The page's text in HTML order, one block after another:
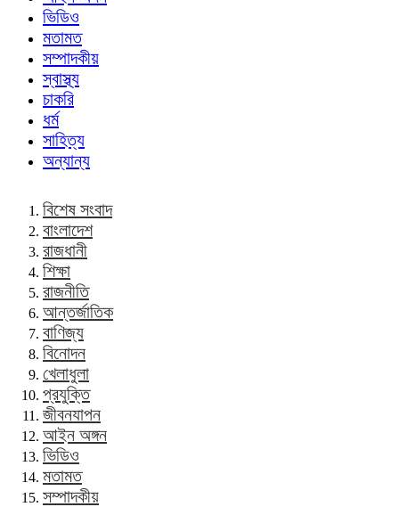
ভিডিও
মতামত
সম্পাদকীয়
স্বাস্থ্য
চাকরি
ধর্ম
সাহিত্য
অন্যান্য
বিশেষ সংবাদ
বাংলাদেশ
রাজধানী
শিক্ষা
রাজনীতি
আন্তর্জাতিক
বাণিজ্য
বিনোদন
খেলাধুলা
প্রযুক্তি
জীবনযাপন
আইন অঙ্গন
ভিডিও
মতামত
সম্পাদকীয়